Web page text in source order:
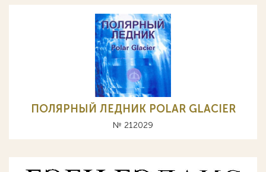
ПОЛЯРНЫЙ ЛЕДНИК POLAR GLACIER
№ 212029